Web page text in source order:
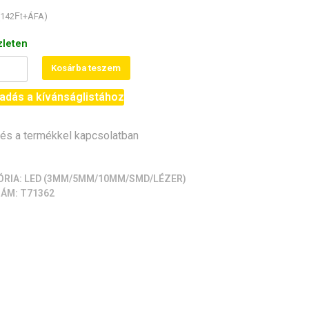
142Ft+ÁFA)
Kosárba teszem
a kívánságlistához
a termékkel kapcsolatban
LED (3MM/5MM/10MM/SMD/LÉZER)
T71362